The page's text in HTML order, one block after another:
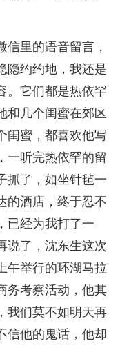
里的语音留言，
隐约约地，我还是
。它们都是热依罕
和几个闺蜜在郊区
闺蜜，都喜欢他写
一听完热依罕的留
抓了，如坐针毡一
的酒店，终于忍不
已经为我打了一
说了，沈东生这次
午举行的环湖马拉
务考察活动，他其
我们莫不如明天再
信他的鬼话，他却